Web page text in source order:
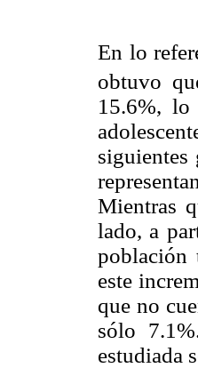
En lo
obtuvo
15.6%, lo
Mientras
lado, a
población
este
que no
sólo
estudiada